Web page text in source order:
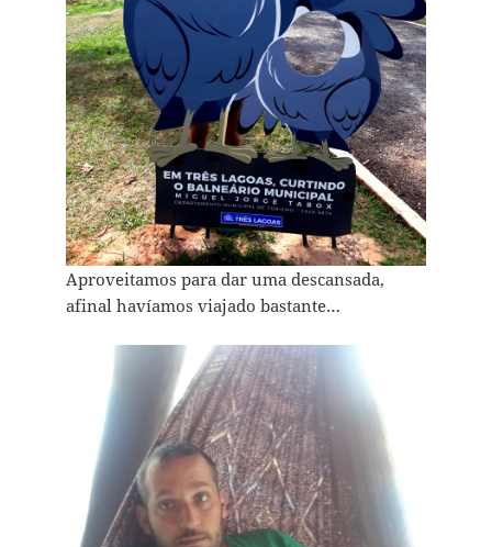
Aproveitamos para dar uma descansada,
afinal havíamos viajado bastante…